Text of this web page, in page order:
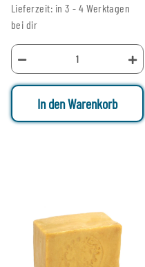
Lieferzeit: in 3 - 4 Werktagen
bei dir
In den Warenkorb